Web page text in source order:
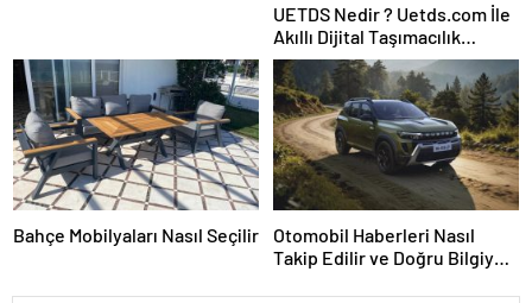
UETDS Nedir ? Uetds.com İle
Akıllı Dijital Taşımacılık
Yazılımı
Bahçe Mobilyaları Nasıl Seçilir
Otomobil Haberleri Nasıl
Takip Edilir ve Doğru Bilgiye